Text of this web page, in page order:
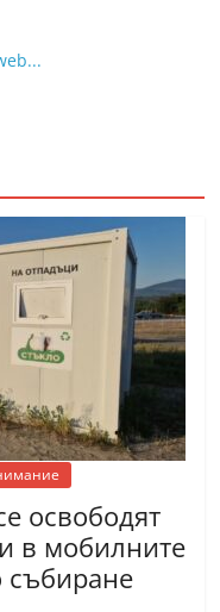
освободят
в мобилните
събиране